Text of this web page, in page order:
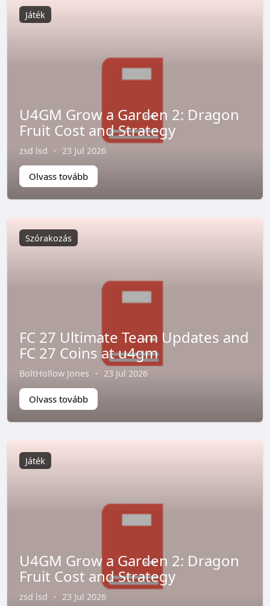
Játék
U4GM Grow a Garden 2: Dragon
Fruit Cost and Strategy
zsd lsd · 23 Jul 2026
Olvass tovább
Szórakozás
FC 27 Ultimate Team Updates and
FC 27 Coins at u4gm
BoltHollow Jones · 23 Jul 2026
Olvass tovább
Játék
U4GM Grow a Garden 2: Dragon
Fruit Cost and Strategy
zsd lsd · 23 Jul 2026